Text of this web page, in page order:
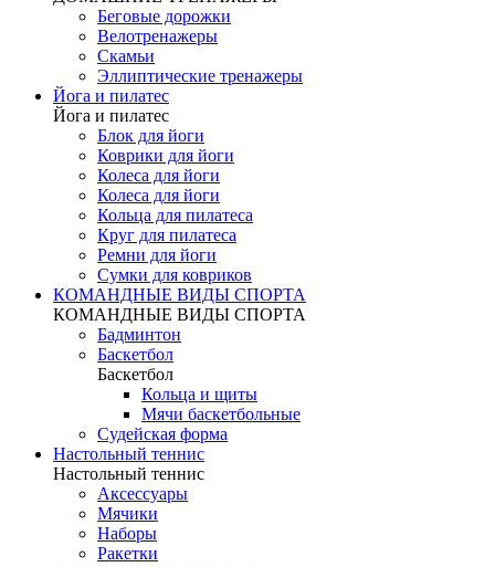
Беговые дорожки
Велотренажеры
Скамьи
Эллиптические тренажеры
Йога и пилатес
Йога и пилатес
Блок для йоги
Коврики для йоги
Колеса для йоги
Колеса для йоги
Кольца для пилатеса
Круг для пилатеса
Ремни для йоги
Сумки для ковриков
КОМАНДНЫЕ ВИДЫ СПОРТА
КОМАНДНЫЕ ВИДЫ СПОРТА
Бадминтон
Баскетбол
Баскетбол
Кольца и щиты
Мячи баскетбольные
Судейская форма
Настольный теннис
Настольный теннис
Аксессуары
Мячики
Наборы
Ракетки